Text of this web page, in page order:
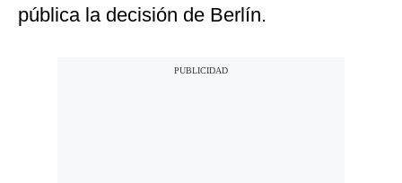
pública la decisión de Berlín.